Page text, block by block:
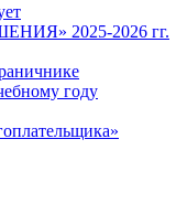
2025-2026 гг.
году